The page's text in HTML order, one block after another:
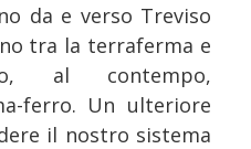
da e verso Treviso
tra la terraferma e
al contempo,
ferro. Un ulteriore
il nostro sistema